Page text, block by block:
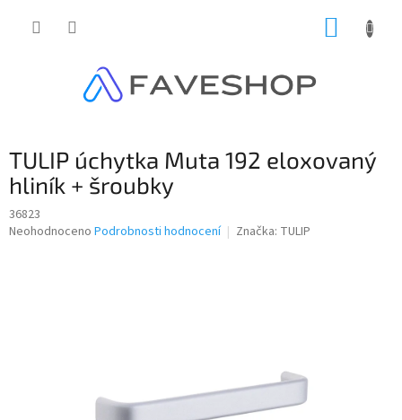
TULIP úchytka Muta 192 eloxovaný
hliník + šroubky
36823
Průměrné
Neohodnoceno Podrobnosti hodnocení Značka: TULIP